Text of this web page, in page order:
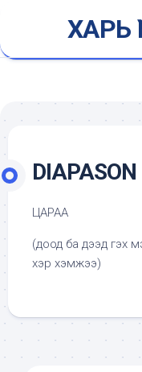
content
ХАРЬ
DIAPASON
ЦАРАА
(доод ба дээд гэх
хэр хэмжээ)